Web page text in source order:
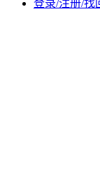
登录/注册/找